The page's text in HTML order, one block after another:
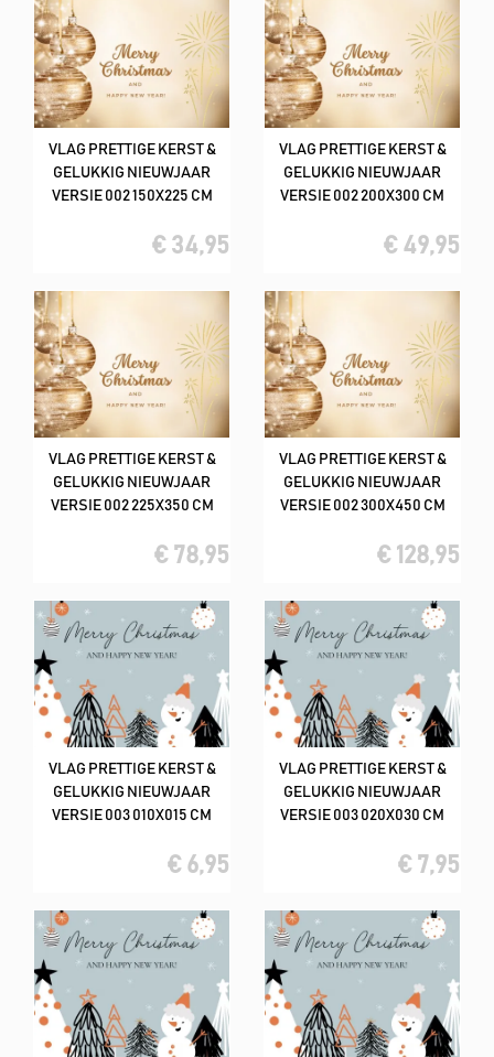
VLAG PRETTIGE KERST &
GELUKKIG NIEUWJAAR
VERSIE 002 150X225 CM
€ 34,95
VLAG PRETTIGE KERST &
GELUKKIG NIEUWJAAR
VERSIE 002 200X300 CM
€ 49,95
VLAG PRETTIGE KERST &
GELUKKIG NIEUWJAAR
VERSIE 002 225X350 CM
€ 78,95
VLAG PRETTIGE KERST &
GELUKKIG NIEUWJAAR
VERSIE 002 300X450 CM
€ 128,95
VLAG PRETTIGE KERST &
GELUKKIG NIEUWJAAR
VERSIE 003 010X015 CM
€ 6,95
VLAG PRETTIGE KERST &
GELUKKIG NIEUWJAAR
VERSIE 003 020X030 CM
€ 7,95